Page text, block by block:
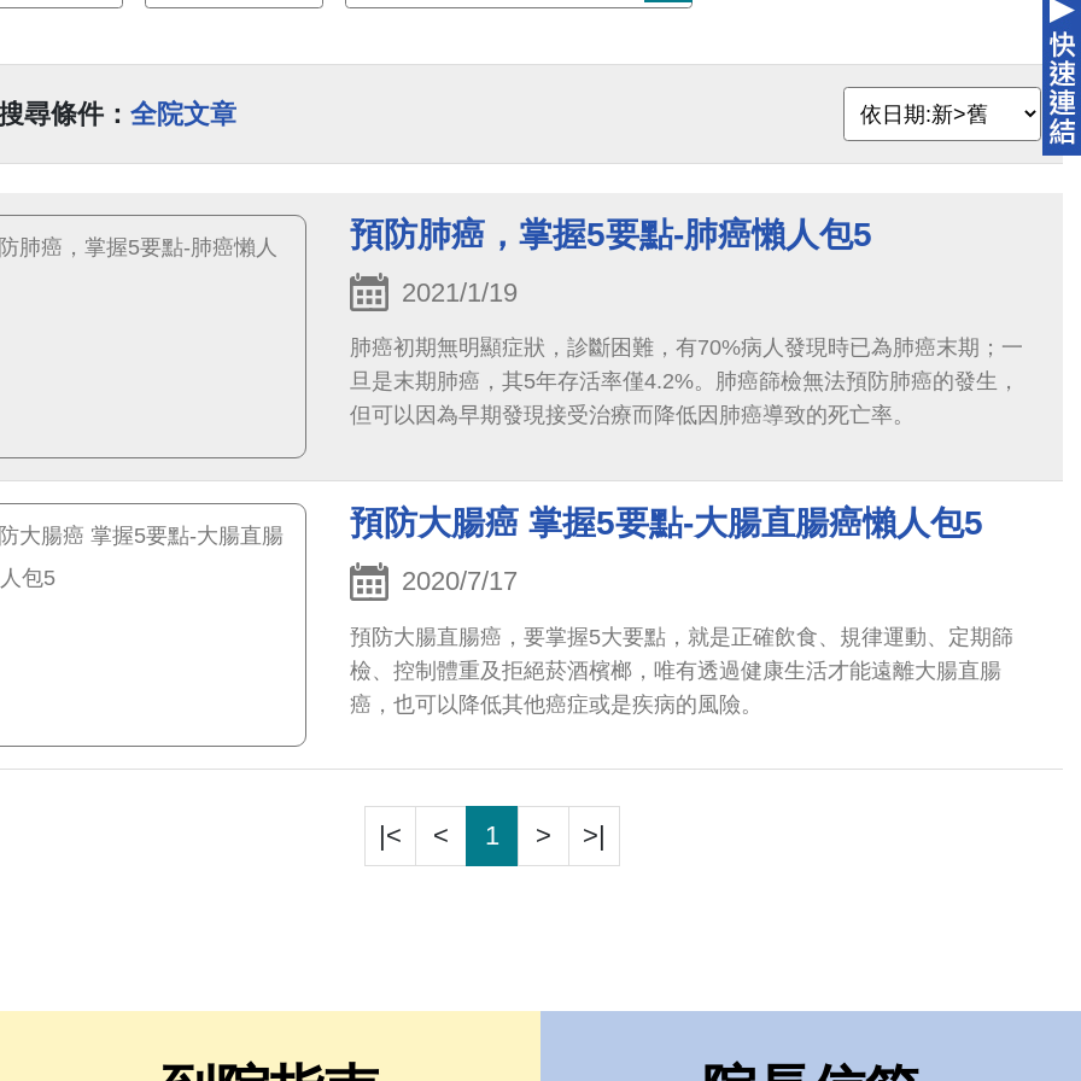
尋條件： 全院文章
預防肺癌，掌握5要點-肺癌懶人包5
2021/1/19
肺癌初期無明顯症狀，診斷困難，有70%病人發現時已為肺癌末期；一
旦是末期肺癌，其5年存活率僅4.2%。肺癌篩檢無法預防肺癌的發生，
但可以因為早期發現接受治療而降低因肺癌導致的死亡率。
預防大腸癌 掌握5要點-大腸直腸癌懶人包5
2020/7/17
預防大腸直腸癌，要掌握5大要點，就是正確飲食、規律運動、定期篩
檢、控制體重及拒絕菸酒檳榔，唯有透過健康生活才能遠離大腸直腸
癌，也可以降低其他癌症或是疾病的風險。
|< < 1 > >|